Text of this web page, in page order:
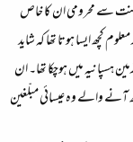
سے محرومی ان کا خاص
کچھ ایسا ہوتا تھا کہ شاید
میں ہوچکا تھا۔ ان
والے وہ عیسائی مبلّغین